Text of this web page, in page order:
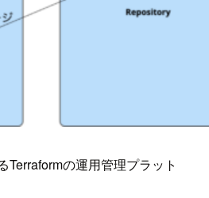
Terraformの運用管理プラット